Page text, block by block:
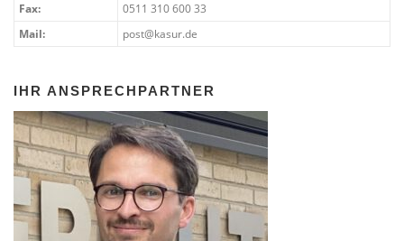
Fax:
0511 310 600 33
Mail:
post@kasur.de
IHR ANSPRECHPARTNER